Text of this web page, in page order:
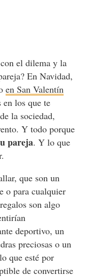
el dilema y la
En Navidad,
en San Valentín
en los que te
la sociedad,
Y todo porque
pareja. Y lo que
que son un
o para cualquier
son algo
deportivo, un
preciosas o un
que esté por
de convertirse